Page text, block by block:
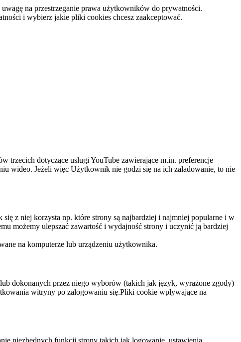
na przestrzeganie prawa użytkowników do prywatności.
i wybierz jakie pliki cookies chcesz zaakceptować.
dotyczące usługi YouTube zawierające m.in. preferencje
wideo. Jeżeli więc Użytkownik nie godzi się na ich załadowanie, to nie
z niej korzysta np. które strony są najbardziej i najmniej popularne i w
możemy ulepszać zawartość i wydajność strony i uczynić ją bardziej
na komputerze lub urządzeniu użytkownika.
dokonanych przez niego wyborów (takich jak język, wyrażone zgody)
witryny po zalogowaniu się.Pliki cookie wpływające na
niezbędnych funkcji strony takich jak logowanie, ustawienia